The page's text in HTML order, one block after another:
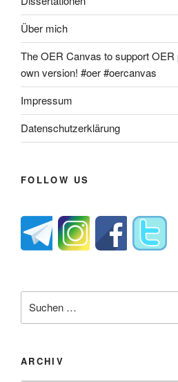
Über mich
The OER Canvas to support
own version! #oer #oercanvas
Impressum
Datenschutzerklärung
FOLLOW US
nach:
ARCHIV